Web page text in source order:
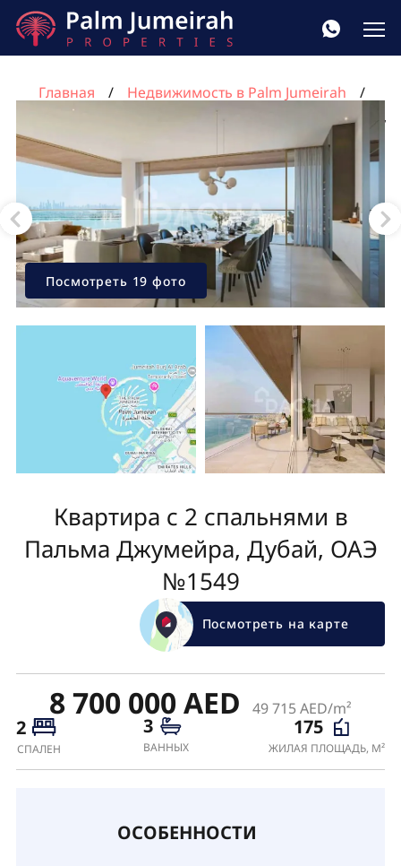
Главная
Недвижимость в Palm Jumeirah
Квартира с 2 спальнями в Пальма Джумейра, Дубай,
Посмотреть 19 фото
Квартира с 2 спальнями в
Пальма Джумейра, Дубай, ОАЭ
№1549
Посмотреть на карте
8 700 000 AED 49 715 AED/m²
2
СПАЛЕН
3
ВАННЫХ
175
ЖИЛАЯ ПЛОЩАДЬ, М²
ОСОБЕННОСТИ